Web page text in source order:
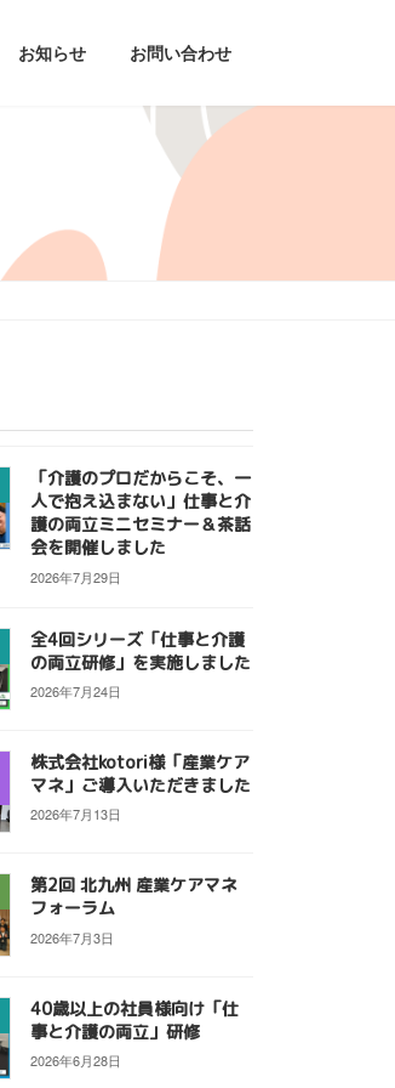
お知らせ お問い合わせ
「介護のプロだからこそ、一
人で抱え込まない」仕事と介
護の両立ミニセミナー＆茶話
会を開催しました
2026年7月29日
全4回シリーズ「仕事と介護
の両立研修」を実施しました
2026年7月24日
株式会社kotori様「産業ケア
マネ」ご導入いただきました
2026年7月13日
第2回 北九州 産業ケアマネ
フォーラム
2026年7月3日
40歳以上の社員様向け「仕
事と介護の両立」研修
2026年6月28日